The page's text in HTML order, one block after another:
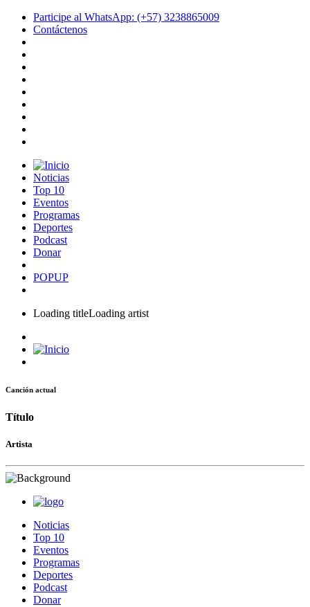
Participe al WhatsApp: (+57) 3238865009
Contáctenos
Noticias
Top 10
Eventos
Programas
Deportes
Podcast
Donar
POPUP
Loading titleLoading artist
Canción actual
Título
Artista
Noticias
Top 10
Eventos
Programas
Deportes
Podcast
Donar